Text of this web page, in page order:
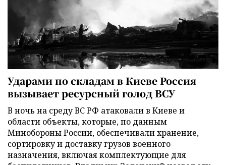
Ударами по складам в Киеве Россия
вызывает ресурсный голод ВСУ
В ночь на среду ВС РФ атаковали в Киеве и
области объекты, которые, по данным
Минобороны России, обеспечивали хранение,
сортировку и доставку грузов военного
назначения, включая комплектующие для